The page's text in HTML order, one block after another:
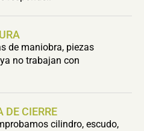
de maniobra, piezas
no trabajan con
DE CIERRE
cilindro, escudo,